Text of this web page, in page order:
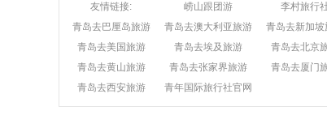
友情链接: 崂山跟团游 李村旅行
青岛去巴厘岛旅游
青岛去澳大利亚旅游 青岛去新加坡
青岛去美国旅游
青岛去埃及旅游 青岛去北京
青岛去黄山旅游
青岛去张家界旅游 青岛去厦门
青岛去西安旅游
青年国际旅行社官网